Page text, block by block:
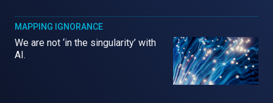
MAPPING IGNORANCE
We are not ‘in the singularity’ with
AI.